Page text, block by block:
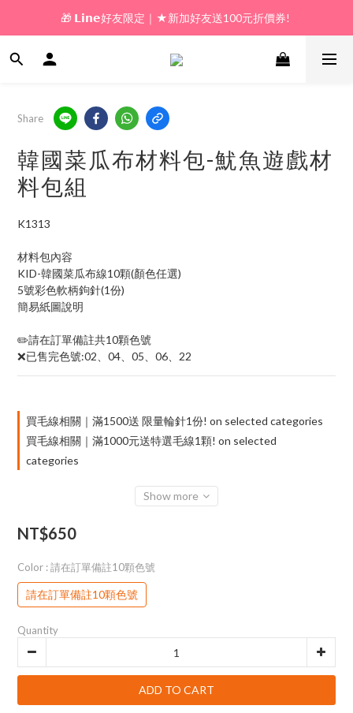
🎁 新好友購物金｜★加入新會員領券送100元!
🎁 𝗟𝗶𝗻𝗲好友限定｜★新加好友送100元折價券!
🎁 新好友購物金｜★加入新會員領券送100元!
Share
韓國菜瓜布材料包-魷魚遊戲材
料包組
K1313
材料包內容
KID-韓國菜瓜布線10顆(顏色任選)
5號彩色軟柄鉤針(1份)
簡易紙圖說明
✏️請在訂單備註共10顆色號
❌已售完色號:02、04、05、06、22
買毛線相關｜滿1500送 限量輪針1份! on selected categories
買毛線相關｜滿1000元送特選毛線1顆! on selected
categories
Show more
NT$650
Color : 請在訂單備註10顆色號
請在訂單備註10顆色號
Quantity
ADD TO CART